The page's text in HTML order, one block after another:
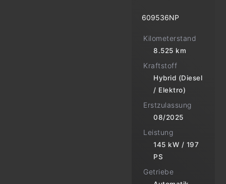
609536NP
Kilometerstand
8.525 km
Kraftstoff
Hybrid (Diesel
/ Elektro)
Erstzulassung
08/2025
Leistung
145 kW / 197
PS
Getriebe